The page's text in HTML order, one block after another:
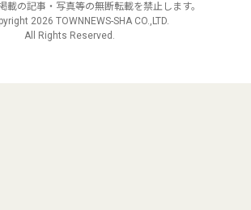
載の記事・写真等の無断転載を禁止します。
2026 TOWNNEWS-SHA CO.,LTD.
All Rights Reserved.